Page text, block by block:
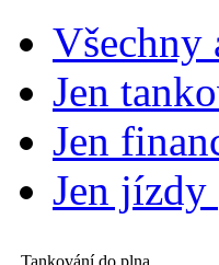
Jen
Jen
Jen jízdy
Tankování do plna